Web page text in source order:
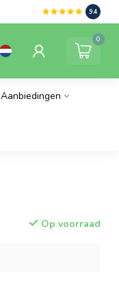
9.4
0
Aanbiedingen
Op voorraad